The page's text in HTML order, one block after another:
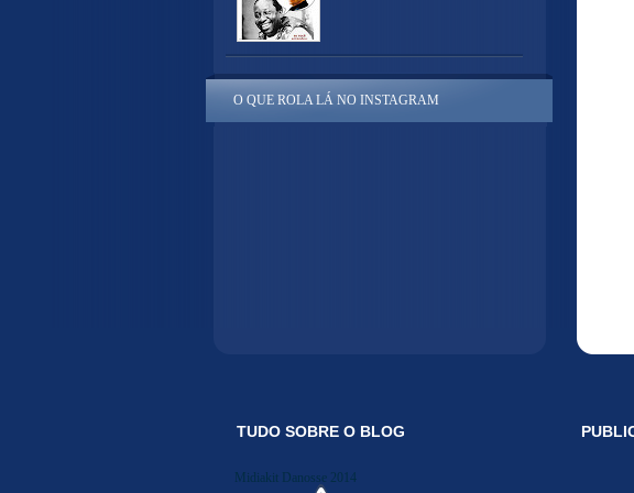
O QUE ROLA LÁ NO INSTAGRAM
TUDO SOBRE O BLOG
Midiakit Danosse 2014